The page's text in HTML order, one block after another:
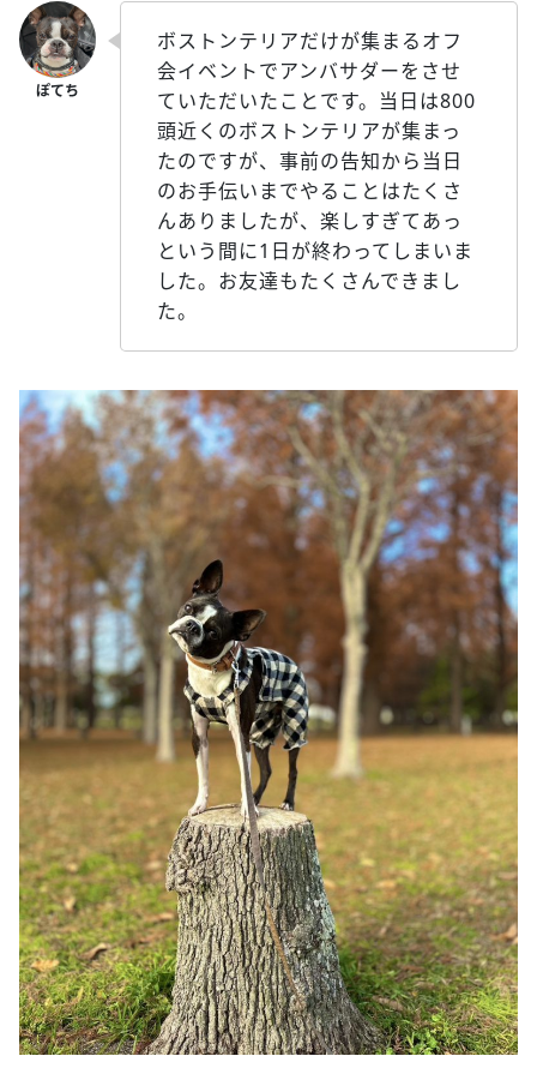
ボストンテリアだけが集まるオフ
会イベントでアンバサダーをさせ
ていただいたことです。当日は800
頭近くのボストンテリアが集まっ
たのですが、事前の告知から当日
のお手伝いまでやることはたくさ
んありましたが、楽しすぎてあっ
という間に1日が終わってしまいま
した。お友達もたくさんできまし
た。